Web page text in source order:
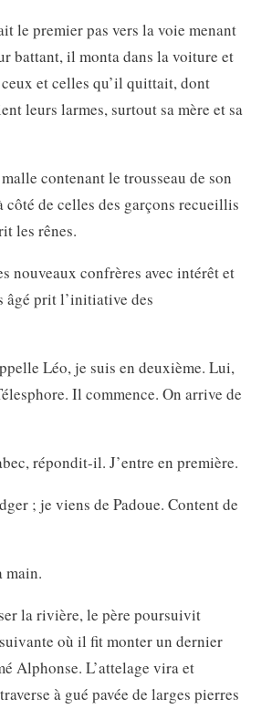
le premier pas vers la voie menant
battant, il monta dans la voiture et
et celles qu’il quittait, dont
leurs larmes, surtout sa mère et sa
contenant le trousseau de son
côté de celles des garçons recueillis
les rênes.
nouveaux confrères avec intérêt et
âgé prit l’initiative des
Léo, je suis en deuxième. Lui,
Il commence. On arrive de
répondit-il. J’entre en pre­mière.
; je viens de Padoue. Content de
main.
la rivière, le père poursuivit
où il fit monter un dernier
Alphonse. L’attelage vira et
à gué pavée de larges pierres